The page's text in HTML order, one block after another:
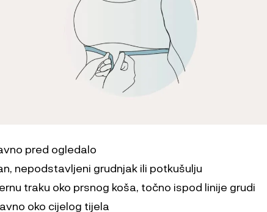
pred ogledalo
nepodstavljeni grudnjak ili potkušulju
traku oko prsnog koša, točno ispod linije grudi
oko cijelog tijela